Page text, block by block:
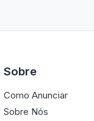
Sobre
Como Anunciar
Sobre Nós